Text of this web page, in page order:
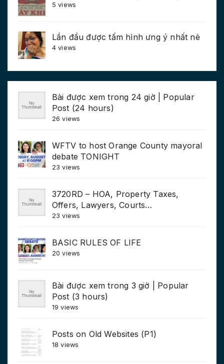
5 views
Lần đầu được tấm hình ưng ý nhất nè
4 views
Bài được xem trong 24 giờ | Popular
Post (24 hours)
26 views
WFTV to host Orange County mayoral
debate TONIGHT
23 views
3720RD – HOA, Property Taxes,
Offers, Lawyers, Courts…
23 views
BASIC RULES OF LIFE
20 views
Bài được xem trong 3 giờ | Popular
Post (3 hours)
19 views
Posts on Old Websites (P1)
18 views